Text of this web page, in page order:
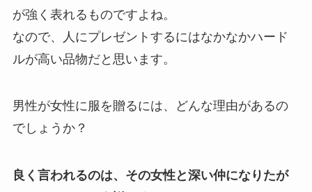
が強く表れるものですよね。
なので、人にプレゼントするにはなかなかハード
ルが高い品物だと思います。
男性が女性に服を贈るには、どんな理由があるの
でしょうか？
良く言われるのは、その女性と深い仲になりたが